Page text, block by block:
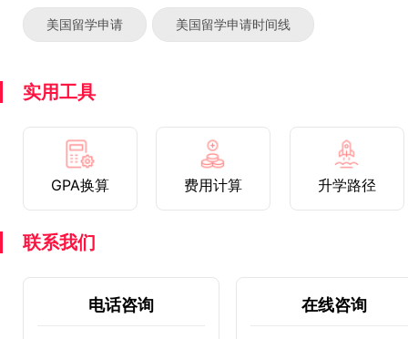
美国留学申请 美国留学申请时间线
实用工具
GPA换算 费用计算 升学路径
联系我们
电话咨询 在线咨询